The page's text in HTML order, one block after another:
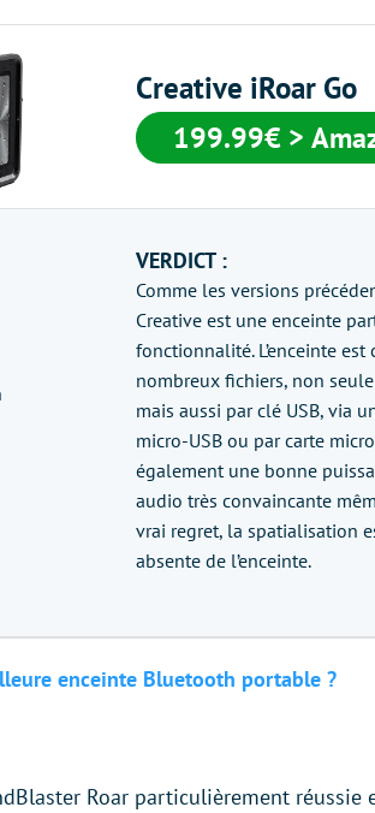
Creative iRoar Go
199.99€ >
VERDICT :
Comme les versions
Creative est une enceinte
fonctionnalité. L’enceinte
nombreux fichiers, non
mais aussi par clé USB, via
micro-USB ou par carte
également une bonne
audio très convaincante
vrai regret, la spatialisation
absente de l’enceinte.
enceinte Bluetooth portable ?
Roar particulièrement